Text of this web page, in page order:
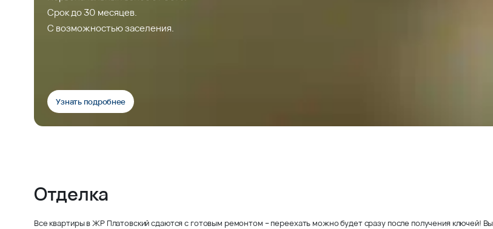
Срок до 30 месяцев.
С возможностью заселения.
Узнать подробнее
Отделка
Все квартиры в ЖР Платовский сдаются с готовым ремонтом – переехать можно будет сразу после получения ключей!